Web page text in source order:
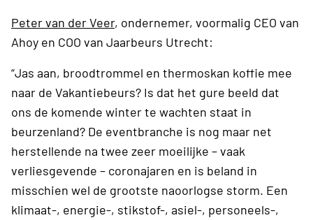
Peter van der Veer, ondernemer, voormalig CEO van
Ahoy en COO van Jaarbeurs Utrecht:
“Jas aan, broodtrommel en thermoskan koffie mee
naar de Vakantiebeurs? Is dat het gure beeld dat
ons de komende winter te wachten staat in
beurzenland? De eventbranche is nog maar net
herstellende na twee zeer moeilijke – vaak
verliesgevende – coronajaren en is beland in
misschien wel de grootste naoorlogse storm. Een
klimaat-, energie-, stikstof-, asiel-, personeels-,